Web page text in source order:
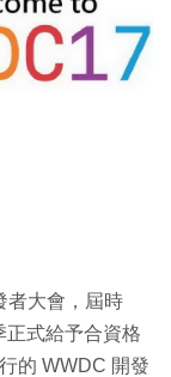
者大會，屆時
正式給予合資格
的 WWDC 開發